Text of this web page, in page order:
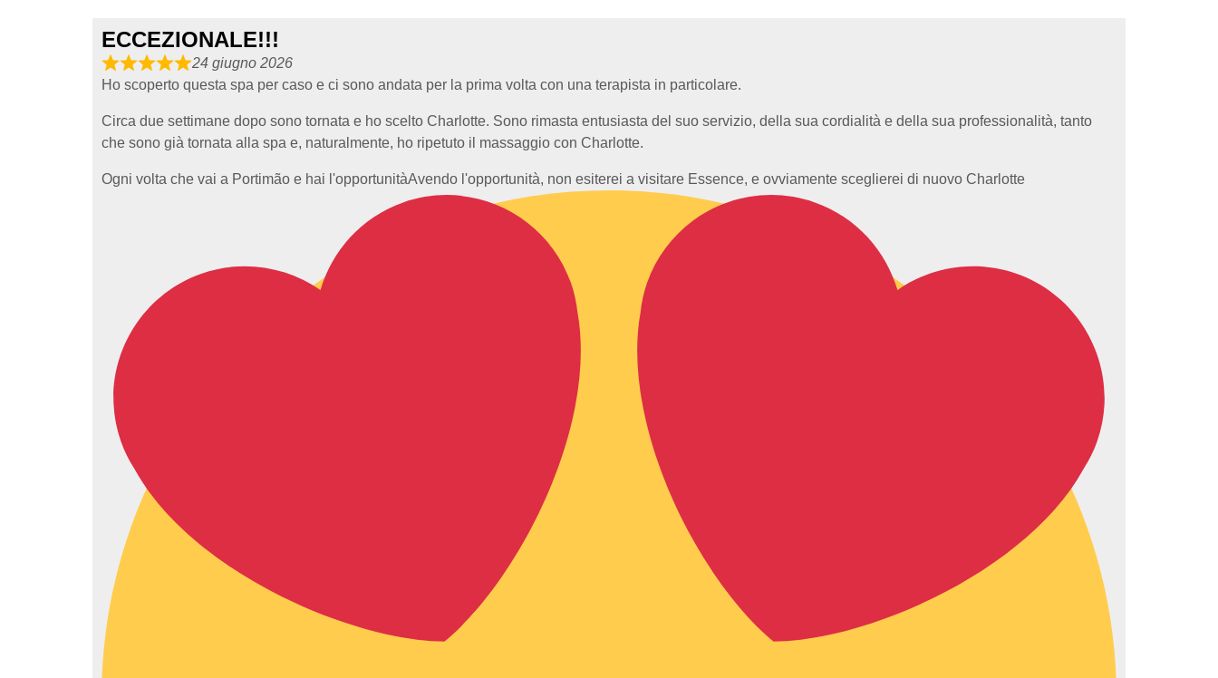
ECCEZIONALE!!!
24 giugno 2026
Ho scoperto questa spa per caso e ci sono andata per la prima volta con una terapista in particolare.
Circa due settimane dopo sono tornata e ho scelto Charlotte. Sono rimasta entusiasta del suo servizio, della sua cordialità e della sua professionalità, tanto
che sono già tornata alla spa e, naturalmente, ho ripetuto il massaggio con Charlotte.
Ogni volta che vai a Portimão e hai l'opportunitàAvendo l'opportunità, non esiterei a visitare Essence, e ovviamente sceglierei di nuovo Charlotte